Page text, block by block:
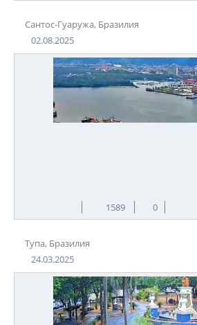
Сантос-Гуаружа, Бразилия
02.08.2025
1589 0
Тупа, Бразилия
24.03.2025